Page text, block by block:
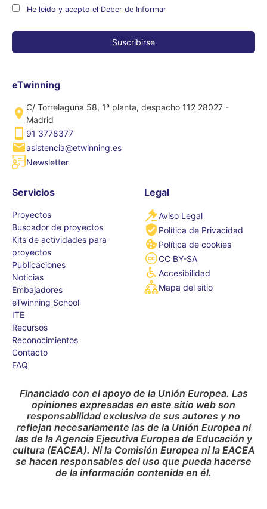
He leído y acepto el Deber de Informar
eTwinning
C/ Torrelaguna 58, 1ª planta, despacho 112 28027 -
Madrid
91 3778377
asistencia@etwinning.es
Newsletter
Servicios
Proyectos
Buscador de proyectos
Kits de actividades para
proyectos
Publicaciones
Noticias
Embajadores
eTwinning School
ITE
Recursos
Reconocimientos
Contacto
FAQ
Legal
Aviso Legal
Política de Privacidad
Política de cookies
CC BY-SA
Accesibilidad
Mapa del sitio
Financiado con el apoyo de la Unión Europea. Las
opiniones expresadas en este sitio web son
responsabilidad exclusiva de sus autores y no
reflejan necesariamente las de la Unión Europea ni
las de la Agencia Ejecutiva Europea de Educación y
cultura (EACEA). Ni la Comisión Europea ni la EACEA
se hacen responsables del uso que pueda hacerse
de la información contenida en él.